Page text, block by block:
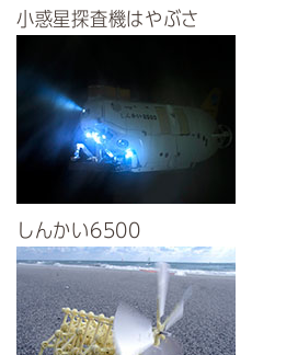
小惑星探査機はやぶさ
しんかい6500